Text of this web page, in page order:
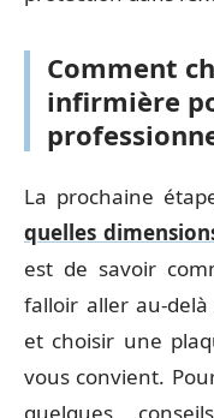
Comment
infirmière
La prochaine
quelles
est de savoir
falloir aller au-
et choisir une
vous convient.
quelques